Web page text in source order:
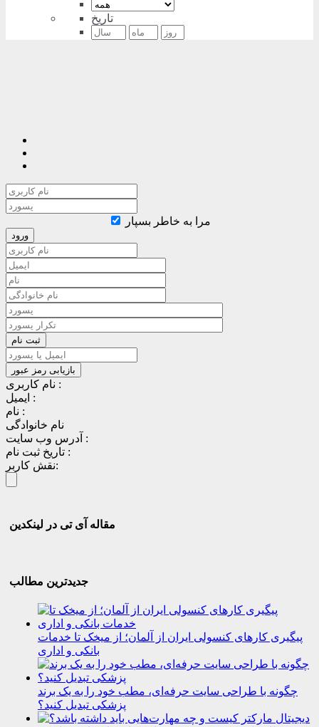
تاریخ
مرا به خاطر بسپار
نام کاربری :
ایمیل :
نام :
نام خانوادگی
آدرس وب سایت :
تاریخ ثبت نام :
نقش کاربر:
مقاله آی تی در لینکدین
جدیدترین مطالب
پیگیری کارهای کنسولی ایران از آلمان؛ از میخک تا خدمات
بانکی و اداری
چگونه با طراحی سایت حرفه‌ای، مطب خود را به یک برند
پزشکی تبدیل کنید؟